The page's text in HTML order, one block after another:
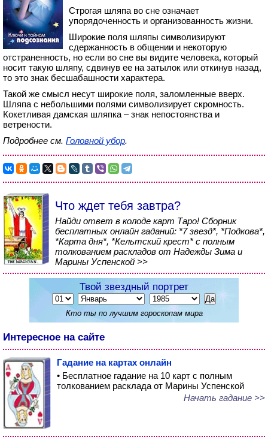
Строгая шляпа во сне означает
упорядоченность и организованность жизни.
Широкие поля шляпы символизируют
сдержанность в общении и некоторую
отстраненность, но если во сне вы видите человека, который
носит такую шляпу, сдвинув ее на затылок или откинув назад,
то это знак бесшабашности характера.
Такой же смысл несут широкие поля, заломленные вверх.
Шляпа с небольшими полями символизирует скромность.
Кокетливая дамская шляпка – знак непостоянства и
ветрености.
Подробнее см. Головной убор.
Что ждет тебя завтра?
Найди ответ в колоде карт Таро! Сборник
бесплатных онлайн гаданий: *7 звезд*, *Подкова*,
*Карта дня*, *Кельтский крест* с полным
толкованием раскладов от Надежды Зима и
Марины Успенской >>
Твой звездный портрет
Кто ты по лучшим гороскопам мира
Интересное на сайте
Гадание на картах онлайн
• Бесплатное гадание на 10 карт с полным
толкованием расклада от Марины Успенской
Начать гадание >>